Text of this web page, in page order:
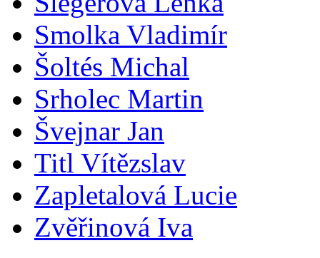
Smolka Vladimír
Šoltés Michal
Srholec Martin
Švejnar Jan
Titl Vítězslav
Zapletalová Lucie
Zvěřinová Iva